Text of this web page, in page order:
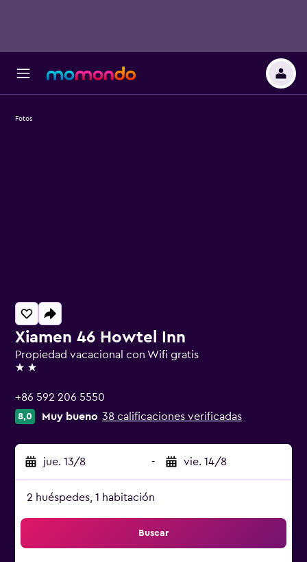
Xiamen 46 Howtel Inn
Propiedad vacacional con Wifi gratis
2 estrellas
+86 592 206 5550
8,0 Muy bueno 38 calificaciones verificadas
jue. 13/8 - vie. 14/8
2 huéspedes, 1 habitación
Buscar
Fotos